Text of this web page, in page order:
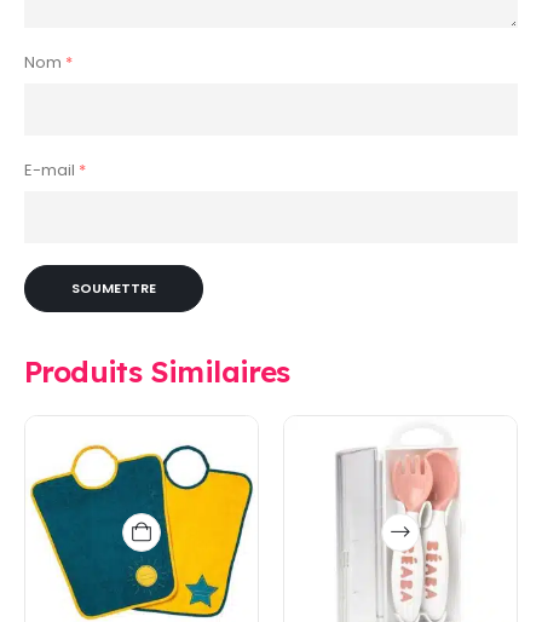
Nom *
E-mail *
Produits Similaires
Ce
produit
a
plusieurs